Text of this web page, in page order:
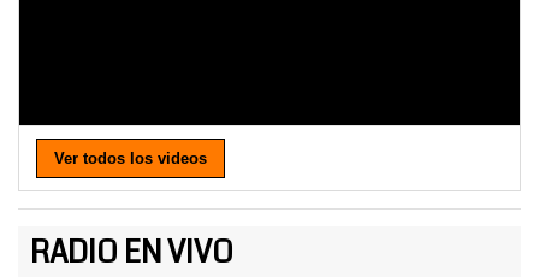
Ver todos los videos
RADIO EN VIVO